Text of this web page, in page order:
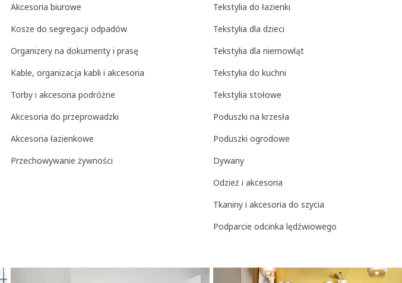
Akcesoria biurowe
Kosze do segregacji odpadów
Organizery na dokumenty i prasę
Kable, organizacja kabli i akcesoria
Torby i akcesoria podróżne
Akcesoria do przeprowadzki
Akcesoria łazienkowe
Przechowywanie żywności
Tekstylia do łazienki
Tekstylia dla dzieci
Tekstylia dla niemowląt
Tekstylia do kuchni
Tekstylia stołowe
Poduszki na krzesła
Poduszki ogrodowe
Dywany
Odzież i akcesoria
Tkaniny i akcesoria do szycia
Podparcie odcinka lędźwiowego